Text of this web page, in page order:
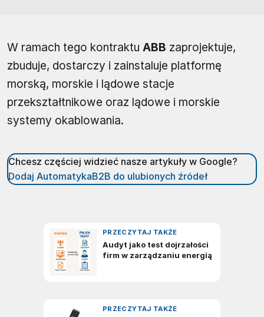
W ramach tego kontraktu ABB zaprojektuje,
zbuduje, dostarczy i zainstaluje platformę
morską, morskie i lądowe stacje
przekształtnikowe oraz lądowe i morskie
systemy okablowania.
Chcesz częściej widzieć nasze artykuły w Google?
Dodaj AutomatykaB2B do ulubionych źródeł